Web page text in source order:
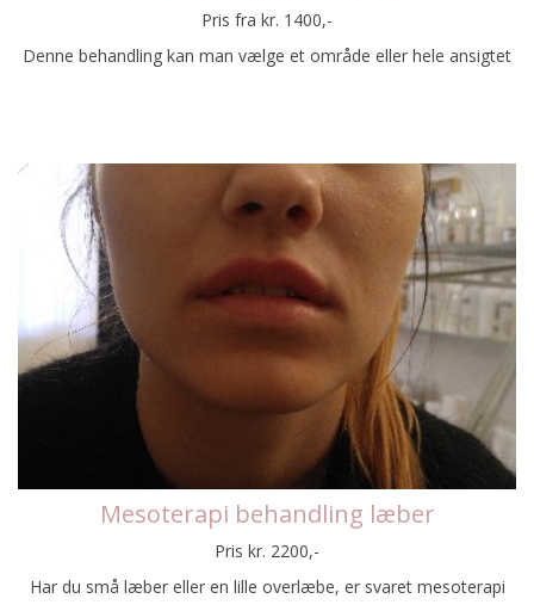
Pris fra kr. 1400,-
Denne behandling kan man vælge et område eller hele ansigtet
Mesoterapi behandling læber
Pris kr. 2200,-
Har du små læber eller en lille overlæbe, er svaret mesoterapi